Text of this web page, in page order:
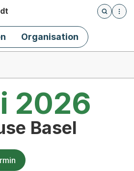
Öffnet
Organisation
Basel
2026